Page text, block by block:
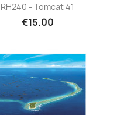
RH240 - Tomcat 41
€15.00